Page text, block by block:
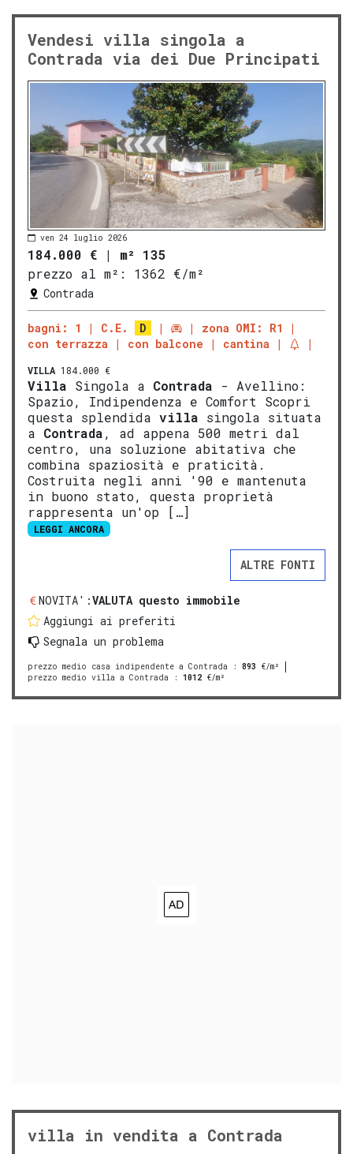
Vendesi villa singola a
Contrada via dei Due Principati
ven 24 luglio 2026
184.000 € | m² 135
prezzo al m²:
1362 €/m²
Contrada
bagni: 1 C.E. D
zona OMI: R1
con terrazza
con balcone cantina
VILLA 184.000 €
Villa Singola a Contrada - Avellino:
Spazio, Indipendenza e Comfort Scopri
questa splendida villa singola situata
a Contrada, ad appena 500 metri dal
centro, una soluzione abitativa che
combina spaziosità e praticità.
Costruita negli anni '90 e mantenuta
in buono stato, questa proprietà
rappresenta un'op […]
LEGGI ANCORA
ALTRE FONTI
NOVITA':VALUTA questo immobile
Aggiungi ai preferiti
Segnala un problema
prezzo medio casa indipendente a Contrada : 893 €/m²
prezzo medio villa a Contrada : 1012 €/m²
villa in vendita a Contrada